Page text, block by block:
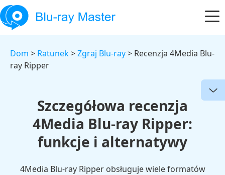
Dom > Ratunek>Zgraj Blu-ray> Recenzja 4Media Blu-
ray Ripper
Szczegółowa recenzja
4Media Blu-ray Ripper:
funkcje i alternatywy
4Media Blu-ray Ripper obsługuje wiele formatów